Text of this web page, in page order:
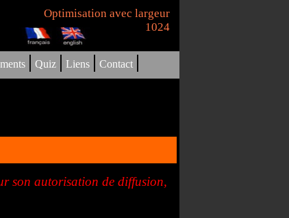
Optimisation avec largeur
1024
| Quiz | Liens | Contact |
son autorisation de diffusion,